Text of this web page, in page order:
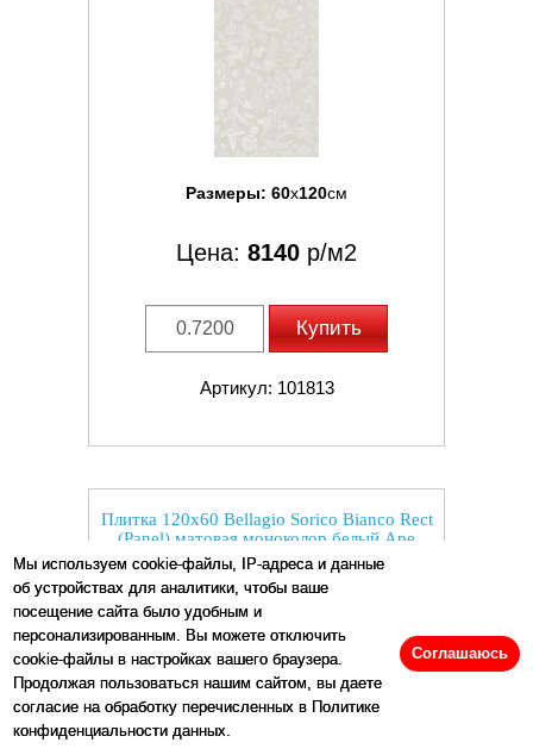
Мы используем cookie-файлы, IP-адреса и данные
об устройствах для аналитики, чтобы ваше
посещение сайта было удобным и
персонализированным. Вы можете отключить
cookie-файлы в настройках вашего браузера.
Продолжая пользоваться нашим сайтом, вы даете
согласие на обработку перечисленных в Политике
конфиденциальности данных.
Соглашаюсь
Размеры: 60x120см
Цена: 8140 р/м2
Купить
Артикул: 101813
Плитка 120x60 Bellagio Sorico Bianco Rect
(Panel) матовая моноколор белый Ape